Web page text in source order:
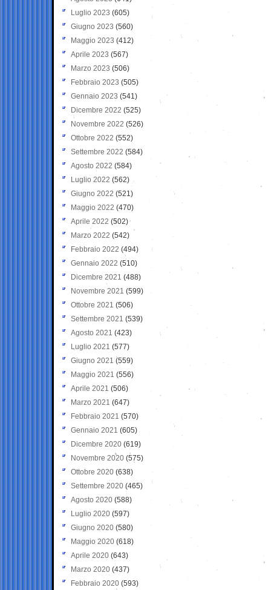
Luglio 2023 (605)
Giugno 2023 (560)
Maggio 2023 (412)
Aprile 2023 (567)
Marzo 2023 (506)
Febbraio 2023 (505)
Gennaio 2023 (541)
Dicembre 2022 (525)
Novembre 2022 (526)
Ottobre 2022 (552)
Settembre 2022 (584)
Agosto 2022 (584)
Luglio 2022 (562)
Giugno 2022 (521)
Maggio 2022 (470)
Aprile 2022 (502)
Marzo 2022 (542)
Febbraio 2022 (494)
Gennaio 2022 (510)
Dicembre 2021 (488)
Novembre 2021 (599)
Ottobre 2021 (506)
Settembre 2021 (539)
Agosto 2021 (423)
Luglio 2021 (577)
Giugno 2021(559)
Maggio 2021 (556)
Aprile 2021 (506)
Marzo 2021 (647)
Febbraio 2021 (570)
Gennaio 2021 (605)
Dicembre 2020 (619)
Novembre 2020 (575)
Ottobre 2020 (638)
Settembre 2020(465)
Agosto 2020 (588)
Luglio 2020 (597)
Giugno 2020 (580)
Maggio 2020 (618)
Aprile 2020 (643)
Marzo 2020 (437)
Febbraio 2020 (593)